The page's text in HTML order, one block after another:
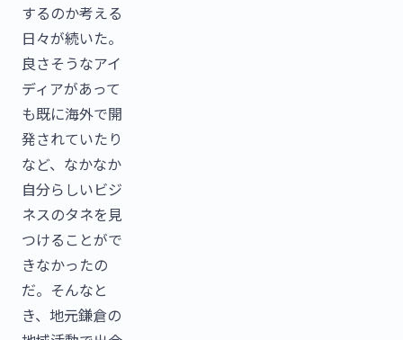
するのか考える
日々が続いた。
良さそうなアイ
ディアがあって
も既に海外で開
発されていたり
など、なかなか
自分らしいビジ
ネスのタネを見
つけることがで
きなかったの
だ。そんなと
き、地元鎌倉の